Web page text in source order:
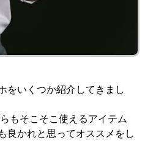
をいくつか紹介してきまし
もそこそこ使えるアイテム
良かれと思ってオススメをし